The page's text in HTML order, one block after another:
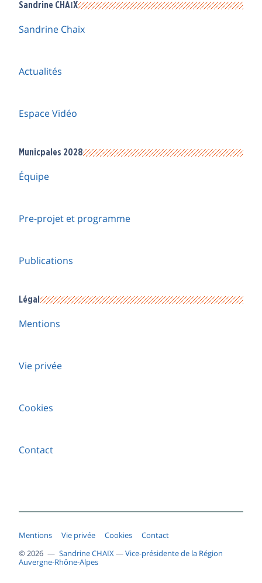
Sandrine CHAIX
Sandrine Chaix
Actualités
Espace Vidéo
Municpales 2028
Équipe
Pre-projet et programme
Publications
Légal
Mentions
Vie privée
Cookies
Contact
© 2026 — Sandrine CHAIX—Vice-présidente de la Région
Auvergne-Rhône-Alpes
Mentions Vie privée Cookies Contact